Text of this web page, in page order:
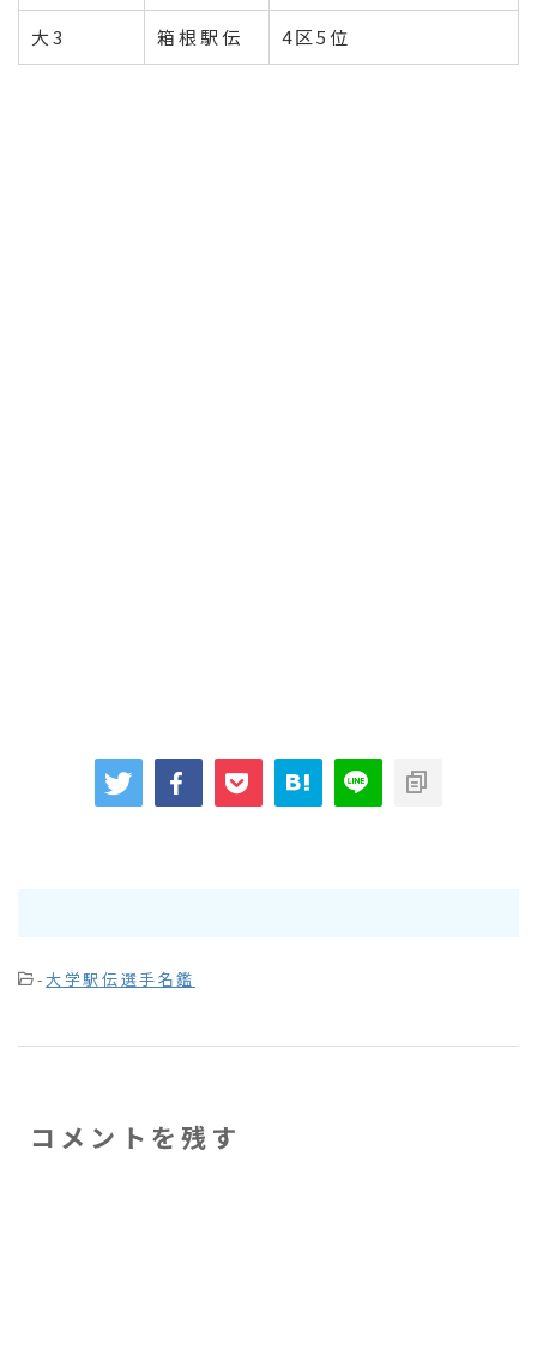
大3 箱根駅伝 4区5位
-大学駅伝選手名鑑
コメントを残す